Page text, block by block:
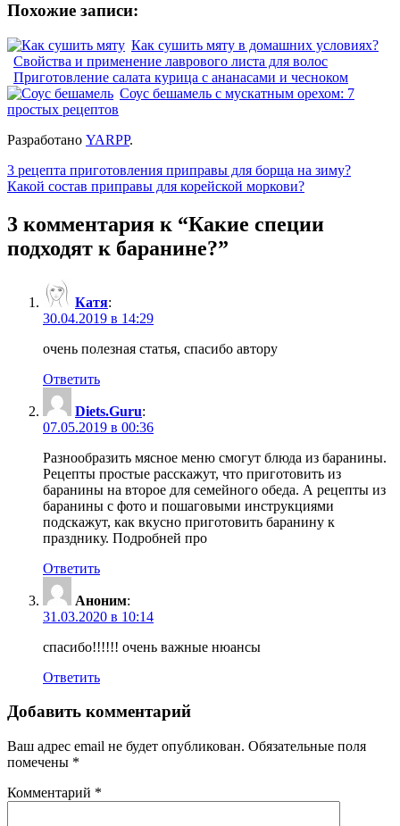
Похожие записи:
Как сушить мяту в домашних условиях?
Свойства и применение лаврового листа для волос
Приготовление салата курица с ананасами и чесноком
Соус бешамель с мускатным орехом: 7
простых рецептов
Разработано YARPP.
Навигация
по
записям
3 рецепта приготовления приправы для борща на зиму?
Какой состав приправы для корейской моркови?
3 комментария к “Какие специи
подходят к баранине?”
Катя:
30.04.2019 в 14:29
очень полезная статья, спасибо автору
Ответить
Diets.Guru:
07.05.2019 в 00:36
Разнообразить мясное меню смогут блюда из баранины.
Рецепты простые расскажут, что приготовить из
баранины на второе для семейного обеда. А рецепты из
баранины с фото и пошаговыми инструкциями
подскажут, как вкусно приготовить баранину к
празднику. Подробней про
Ответить
Аноним:
31.03.2020 в 10:14
спасибо!!!!!! очень важные нюансы
Ответить
Добавить комментарий
Ваш адрес email не будет опубликован. Обязательные поля
помечены *
Комментарий *